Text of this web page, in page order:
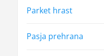
Parket hrast
Pasja prehrana